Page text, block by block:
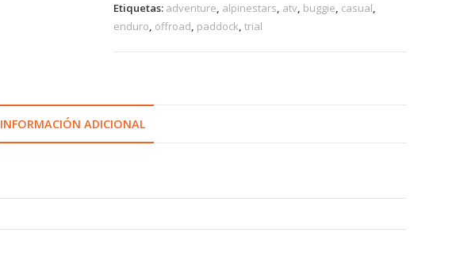
Etiquetas: adventure, alpinestars, atv, buggie, casual,
enduro, offroad, paddock, trial
INFORMACIÓN ADICIONAL